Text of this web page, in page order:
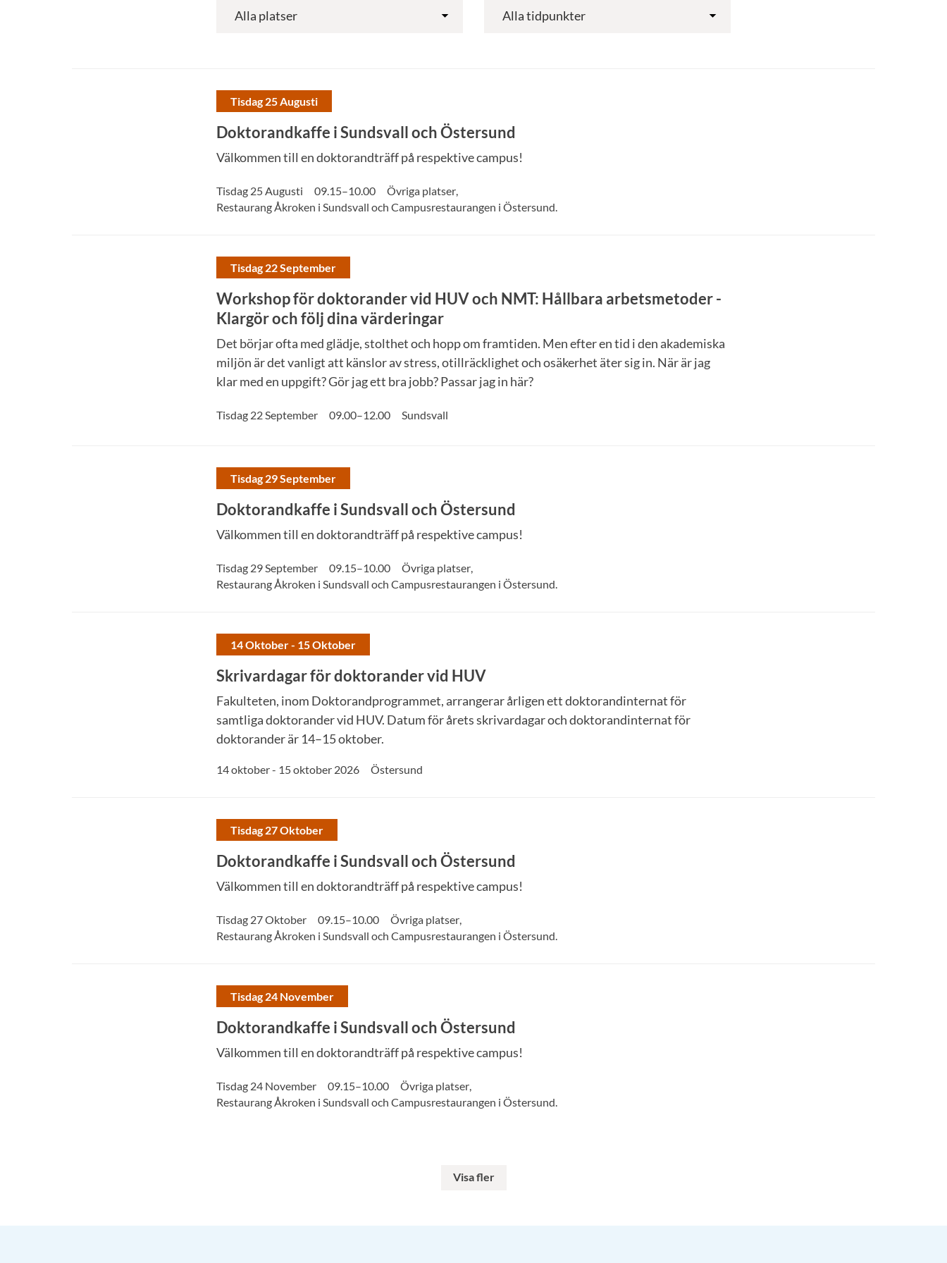
Tisdag 25 Augusti
Doktorandkaffe i Sundsvall och Östersund
Välkommen till en doktorandträff på respektive campus!
Tisdag 25 Augusti 09.15–10.00 Övriga platser,
Restaurang Åkroken i Sundsvall och Campusrestaurangen i Östersund.
Tisdag 22 September
Workshop för doktorander vid HUV och NMT: Hållbara arbetsmetoder -
Klargör och följ dina värderingar
Det börjar ofta med glädje, stolthet och hopp om framtiden. Men efter en tid i den akademiska
miljön är det vanligt att känslor av stress, otillräcklighet och osäkerhet äter sig in. När är jag
klar med en uppgift? Gör jag ett bra jobb? Passar jag in här?
Tisdag 22 September 09.00–12.00 Sundsvall
Tisdag 29 September
Doktorandkaffe i Sundsvall och Östersund
Välkommen till en doktorandträff på respektive campus!
Tisdag 29 September 09.15–10.00 Övriga platser,
Restaurang Åkroken i Sundsvall och Campusrestaurangen i Östersund.
14 Oktober - 15 Oktober
Skrivardagar för doktorander vid HUV
Fakulteten, inom Doktorandprogrammet, arrangerar årligen ett doktorandinternat för
samtliga doktorander vid HUV. Datum för årets skrivardagar och doktorandinternat för
doktorander är 14–15 oktober.
14 oktober - 15 oktober 2026 Östersund
Tisdag 27 Oktober
Doktorandkaffe i Sundsvall och Östersund
Välkommen till en doktorandträff på respektive campus!
Tisdag 27 Oktober 09.15–10.00 Övriga platser,
Restaurang Åkroken i Sundsvall och Campusrestaurangen i Östersund.
Tisdag 24 November
Doktorandkaffe i Sundsvall och Östersund
Välkommen till en doktorandträff på respektive campus!
Tisdag 24 November 09.15–10.00 Övriga platser,
Restaurang Åkroken i Sundsvall och Campusrestaurangen i Östersund.
Visa fler